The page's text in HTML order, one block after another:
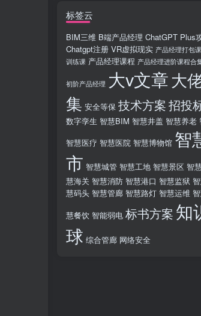
标签云
BIM三维 B端产品经理 ChatGPT Plus
Chatgpt注册 VR虚拟现实 产品经理打包课
训练课 产品经理课程 产品经理进阶课程合
初阶产品经理 大v文章大
集 安全等保 技术方案招投
数字孪生 智慧BIM 智慧井盖 智慧养老
智慧医疗 智慧医院 智慧博物馆 智
市 智慧城管 智慧工地 智慧景区 智
慧海关 智慧消防 智慧港口 智慧监狱
慧码头 智慧管廊 智慧路灯 智慧运维
慧餐饮 智能弱电 标书方案 知
球 综合管廊 网络安全